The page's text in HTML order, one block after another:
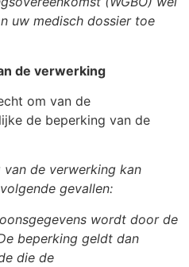
uw medisch dossier toe
de verwerking
om van de
de beperking van de
de verwerking kan
gevallen:
wordt door de
beperking geldt dan
die de